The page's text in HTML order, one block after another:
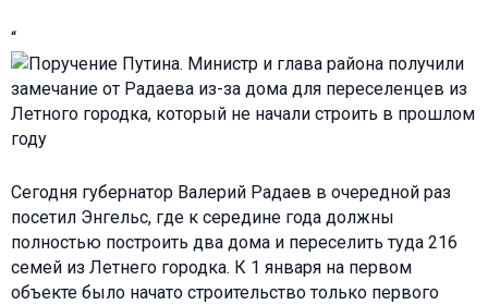
“
Сегодня губернатор Валерий Радаев в очередной раз
посетил Энгельс, где к середине года должны
полностью построить два дома и переселить туда 216
семей из Летнего городка. К 1 января на первом
объекте было начато строительство только первого